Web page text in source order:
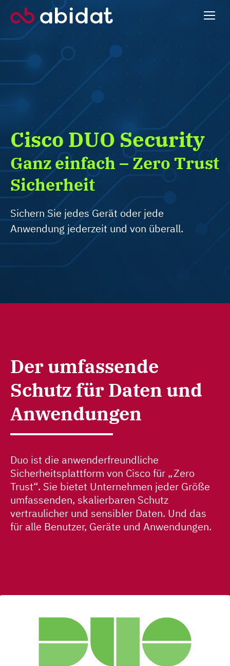
Cisco DUO Security
Ganz einfach – Zero Trust
Sicherheit
Sichern Sie jedes Gerät oder jede
Anwendung jederzeit und von überall.
Der umfassende
Schutz für Daten und
Anwendungen
Duo ist die anwenderfreundliche
Sicherheitsplattform von Cisco für „Zero
Trust“. Sie bietet Unternehmen jeder Größe
umfassenden, skalierbaren Schutz
vertraulicher und sensibler Daten. Und das
für alle Benutzer, Geräte und Anwendungen.